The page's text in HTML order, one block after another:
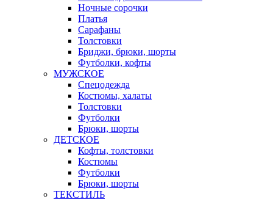
Ночные сорочки
Платья
Сарафаны
Толстовки
Бриджи, брюки, шорты
Футболки, кофты
МУЖСКОЕ
Спецодежда
Костюмы, халаты
Толстовки
Футболки
Брюки, шорты
ДЕТСКОЕ
Кофты, толстовки
Костюмы
Футболки
Брюки, шорты
ТЕКСТИЛЬ